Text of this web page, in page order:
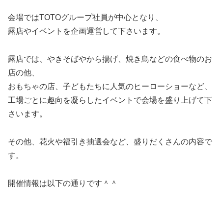
会場ではTOTOグループ社員が中心となり、
露店やイベントを企画運営して下さいます。
露店では、やきそばやから揚げ、焼き鳥などの食べ物のお
店の他、
おもちゃの店、子どもたちに人気のヒーローショーなど、
工場ごとに趣向を凝らしたイベントで会場を盛り上げて下
さいます。
その他、花火や福引き抽選会など、盛りだくさんの内容で
す。
開催情報は以下の通りです＾＾